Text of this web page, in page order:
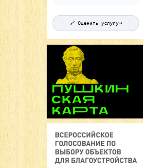
🔗 Оценить услугу→